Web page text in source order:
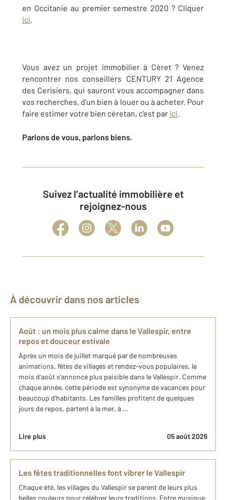
en Occitanie au premier semestre 2020 ? Cliquer
ici.
Vous avez un projet immobilier à Céret ? Venez
rencontrer nos conseillers CENTURY 21 Agence
des Cerisiers, qui sauront vous accompagner dans
vos recherches, d'un bien à louer ou à acheter. Pour
faire estimer votre bien céretan, c'est par ici.
Parlons de vous, parlons biens.
Suivez l’actualité immobilière et
rejoignez-nous
À découvrir dans nos articles
Août : un mois plus calme dans le Vallespir, entre
repos et douceur estivale
Après un mois de juillet marqué par de nombreuses
animations, fêtes de villages et rendez-vous populaires, le
mois d'août s'annonce plus paisible dans le Vallespir. Comme
chaque année, cette période est synonyme de vacances pour
beaucoup d'habitants. Les familles profitent de quelques
jours de repos, partent à la mer, à ...
Lire plus 05 août 2026
Les fêtes traditionnelles font vibrer le Vallespir
Chaque été, les villages du Vallespir se parent de leurs plus
belles couleurs pour célébrer leurs traditions. Entre musique,